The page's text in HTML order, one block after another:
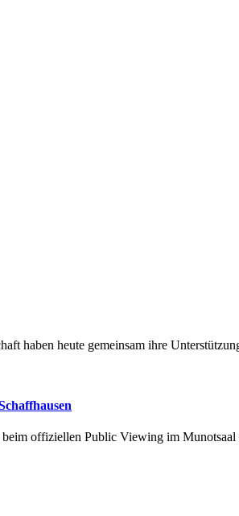
haben heute gemeinsam ihre
offiziellen Public Viewing im